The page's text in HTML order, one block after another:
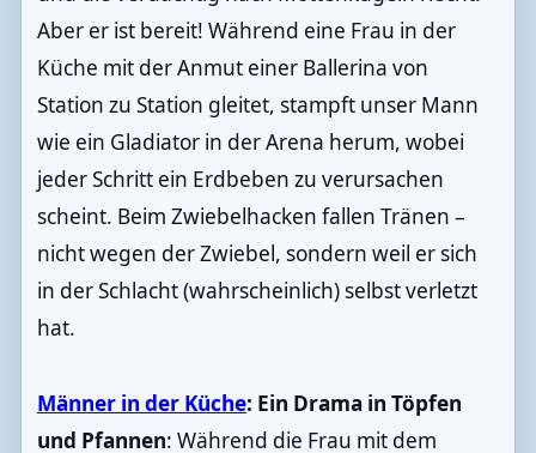
Aber er ist bereit! Während eine Frau in der
Küche mit der Anmut einer Ballerina von
Station zu Station gleitet, stampft unser Mann
wie ein Gladiator in der Arena herum, wobei
jeder Schritt ein Erdbeben zu verursachen
scheint. Beim Zwiebelhacken fallen Tränen –
nicht wegen der Zwiebel, sondern weil er sich
in der Schlacht (wahrscheinlich) selbst verletzt
hat.
Männer in der Küche: Ein Drama in Töpfen
und Pfannen: Während die Frau mit dem